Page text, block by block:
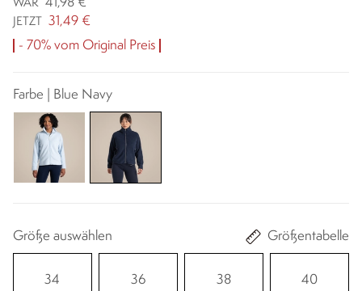
WAR
JETZT 31,49 €
- 70% vom Original Preis
Farbe | Blue Navy
Größe auswählen Größentabelle
34 36 38 40